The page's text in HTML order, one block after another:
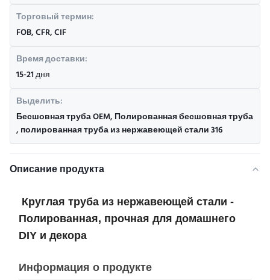
Торговый термин:
FOB, CFR, CIF
Время доставки:
15-21 дня
Выделить:
Бесшовная труба OEM,Полированная бесшовная труба
,полированная труба из нержавеющей стали 316
Описание продукта
Круглая труба из нержавеющей стали -
Полированная, прочная для домашнего
DIY и декора
Информация о продукте